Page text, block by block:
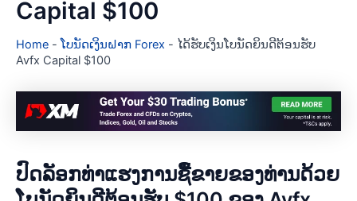
Capital $100
Home -ໂບນັດເງິນຝາກ Forex - ໄດ້ຮັບເງິນໂບນັດຍິນດີຕ້ອນຮັບ
Avfx Capital $100
ປົດລັອກທ່າແຮງການຊື້ຂາຍຂອງທ່ານດ້ວຍ